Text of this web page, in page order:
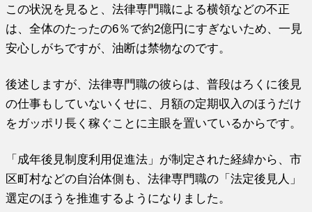
この状況を見ると、法律専門職による横領などの不正
は、全体のたったの6％で約2億円にすぎないため、一見
安心しがちですが、油断は禁物なのです。
後述しますが、法律専門職の彼らは、普段はろくに後見
の仕事もしていないくせに、月額の定期収入のほうだけ
をガッポリ長く稼ぐことに主眼を置いているからです。
「成年後見制度利用促進法」が制定された経緯から、市
区町村などの自治体側も、法律専門職の「法定後見人」
選定のほうを推進するようになりました。